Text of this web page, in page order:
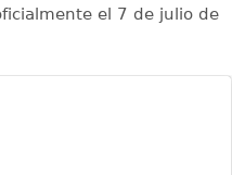
el 7 de julio de